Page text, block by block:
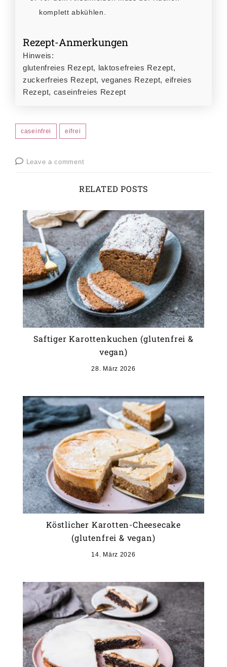
komplett abkühlen.
Rezept-Anmerkungen
Hinweis:
glutenfreies Rezept, laktosefreies Rezept,
zuckerfreies Rezept, veganes Rezept, eifreies
Rezept, caseinfreies Rezept
caseinfrei eifrei
Leave a comment
RELATED POSTS
Saftiger Karottenkuchen (glutenfrei &
vegan)
28. März 2026
Köstlicher Karotten-Cheesecake
(glutenfrei & vegan)
14. März 2026